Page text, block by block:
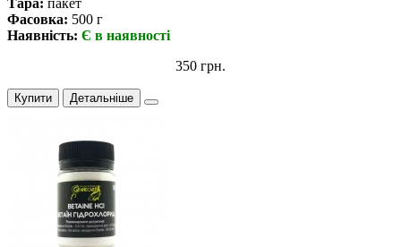
Фасовка: 500 г
Наявність: Є в наявності
350 грн.
Купити Детальніше